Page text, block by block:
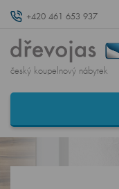
+420 461 653 937
český koupelnový nábytek